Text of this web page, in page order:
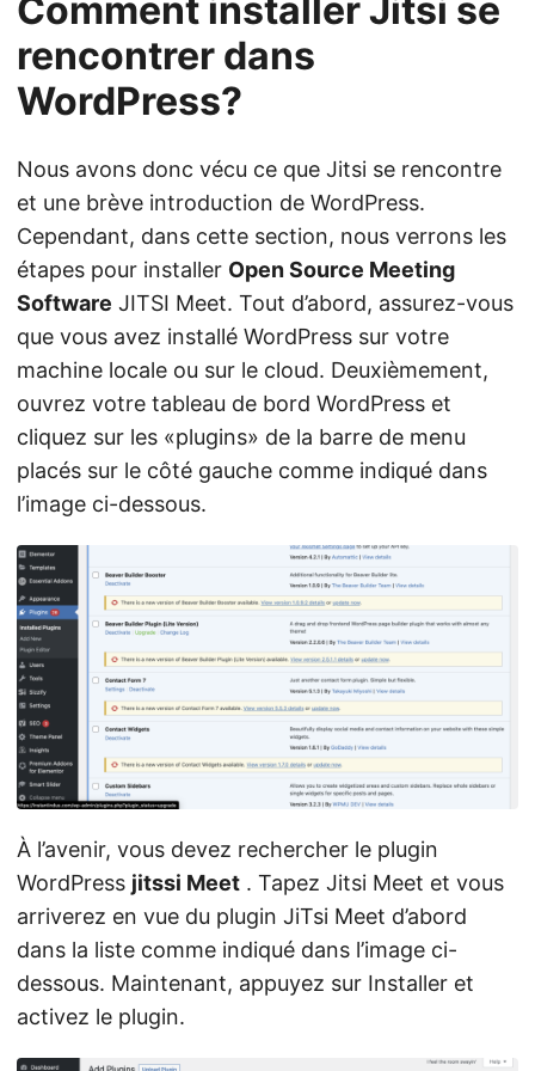
Comment installer Jitsi se
rencontrer dans
WordPress?
Nous avons donc vécu ce que Jitsi se rencontre
et une brève introduction de WordPress.
Cependant, dans cette section, nous verrons les
étapes pour installer Open Source Meeting
Software JITSI Meet. Tout d’abord, assurez-vous
que vous avez installé WordPress sur votre
machine locale ou sur le cloud. Deuxièmement,
ouvrez votre tableau de bord WordPress et
cliquez sur les «plugins» de la barre de menu
placés sur le côté gauche comme indiqué dans
l’image ci-dessous.
À l’avenir, vous devez rechercher le plugin
WordPress jitssi Meet . Tapez Jitsi Meet et vous
arriverez en vue du plugin JiTsi Meet d’abord
dans la liste comme indiqué dans l’image ci-
dessous. Maintenant, appuyez sur Installer et
activez le plugin.